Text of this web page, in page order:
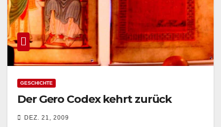
GESCHICHTE
Der Gero Codex kehrt zurück
DEZ. 21, 2009